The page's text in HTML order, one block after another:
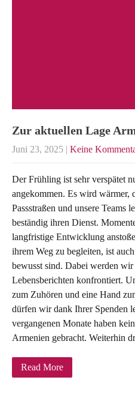
Zur aktuellen Lage
Juni 23, 2025 | Keine
Der Frühling ist sehr verspätet
angekommen. Es wird wärmer,
Passstraßen und unsere Teams
beständig ihren Dienst.
langfristige Entwicklung
ihrem Weg zu begleiten, ist
bewusst sind. Dabei werden
Lebensberichten konfrontiert.
zum Zuhören und eine Hand
dürfen wir dank Ihrer Spenden
vergangenen Monate haben
Armenien gebracht. Weiterhin
Read More